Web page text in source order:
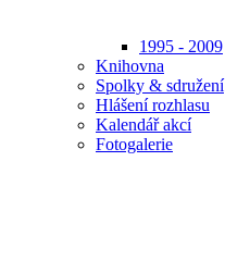
1995 - 2009
Knihovna
Spolky & sdružení
Hlášení rozhlasu
Kalendář akcí
Fotogalerie